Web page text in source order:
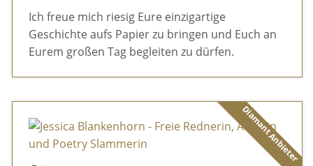
Ich freue mich riesig Eure einzigartige
Geschichte aufs Papier zu bringen und Euch an
Eurem großen Tag begleiten zu dürfen.
Diamant Anbieter